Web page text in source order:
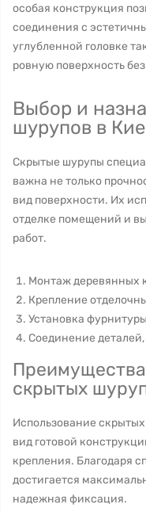
особая конструкция
соединения с
углубленной головке
ровную поверхность
Выбор и
шурупов в
Скрытые шурупы
важна не только
вид поверхности. Их
отделке помещений и
работ.
Монтаж деревянных
Крепление
Установка
Соединение
скрытых
Использование
вид готовой
крепления. Благодаря
достигается
надежная фиксация.